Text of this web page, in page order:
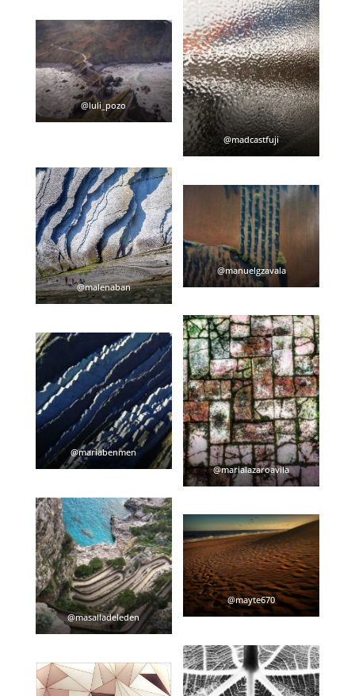
@luli_pozo
@madcastfuji
@malenaban
@manuelgzavala
@mariabenmen
@marialazaroavila
@masalladeleden
@mayte670